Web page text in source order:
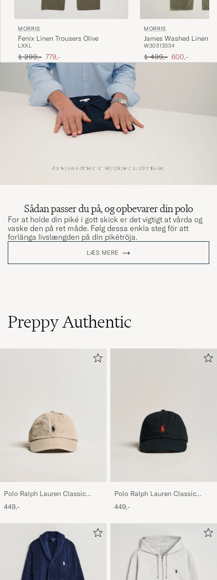
MORRIS
Fenix Linen Trousers Olive
LXXL
Ordinary pris
1 299,- Nedsat pris
779,-
MORRIS
James Washed Linen
Pants Olive
W30313334
Ordinary pris
1 499,- Nedsat pris
600,-
Sådan passer du på, og opbevarer din polo
For at holde din piké i gott skick er det vigtigt at vårda og
vaske den på ret måde. Følg dessa enkla steg för att
forlänga livslængden på din pikétröja.
LÆS MERE
Preppy Authentic
Polo Ralph Lauren Classic
Sports Cap Beige
449,-
Polo Ralph Lauren Classic
Sports Cap Black
449,-